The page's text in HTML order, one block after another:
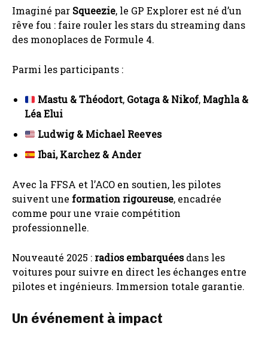
Imaginé par Squeezie, le GP Explorer est né d’un
rêve fou : faire rouler les stars du streaming dans
des monoplaces de Formule 4.
Parmi les participants :
Mastu & Théodort, Gotaga & Nikof, Maghla &
Léa Elui
Ludwig & Michael Reeves
Ibai, Karchez & Ander
Avec la FFSA et l’ACO en soutien, les pilotes
suivent une formation rigoureuse, encadrée
comme pour une vraie compétition
professionnelle.
Nouveauté 2025 : radios embarquéesdans les
voitures pour suivre en direct les échanges entre
pilotes et ingénieurs. Immersion totale garantie.
Un événement à impact